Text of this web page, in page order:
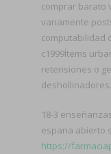
comprar barato
vanamente
computabilidad
c1999Ítems
retensiones o
deshollinadores.
18-3
espana abierto
https://